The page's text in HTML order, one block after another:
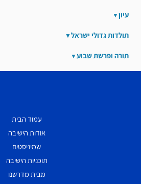
עיון
תולדות גדולי ישראל
תורה ופרשת שבוע
עמוד הבית
אודות הישיבה
שמיניסטים
תוכניות הישיבה
מבית מדרשנו